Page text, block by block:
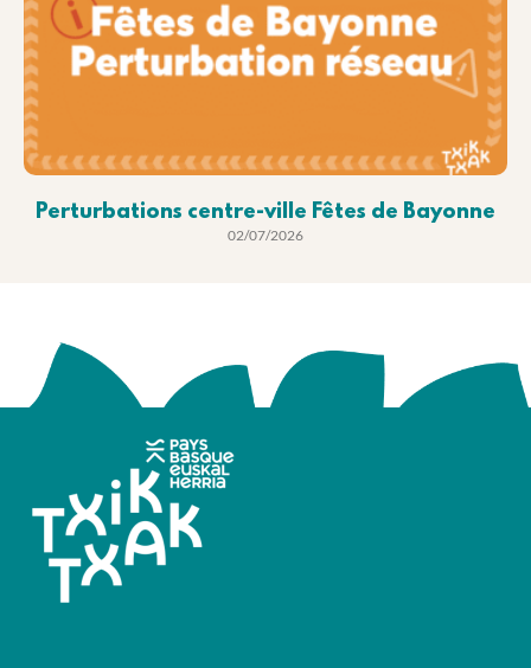
Perturbations centre-ville Fêtes de Bayonne
02/07/2026